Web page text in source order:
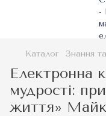
Каталог Знання
Електронна
мудрості:
життя»